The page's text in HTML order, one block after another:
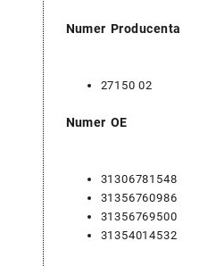
Numer Producenta
27150 02
Numer OE
31306781548
31356760986
31356769500
31354014532